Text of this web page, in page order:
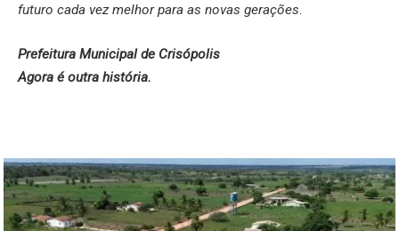
futuro cada vez melhor para as novas gerações.
Prefeitura Municipal de Crisópolis
Agora é outra história.